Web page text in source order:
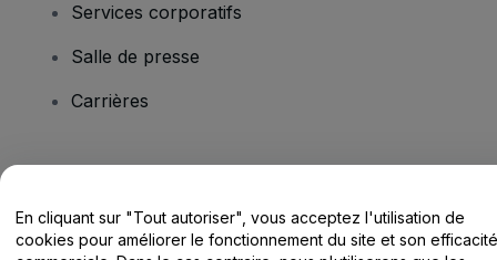
Services corporatifs
Salle de presse
Carrières
Centre d'assistance / Nous contacter
En cliquant sur "Tout autoriser", vous acceptez l'utilisation de
cookies pour améliorer le fonctionnement du site et son efficacité